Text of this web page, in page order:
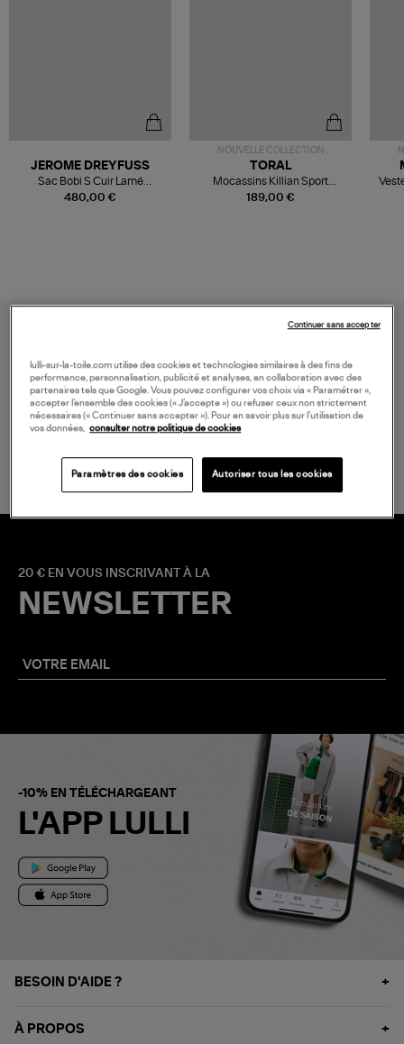
480,00 €
JEROME DREYFUSS
Sac Bobi S Cuir Lamé
Champagne
NOUVELLE COLLECTION
189,00 €
TORAL
Mocassins Killian Sport
Mousse
LIVRAISON GRATUITE
20 € EN VOUS INSCRIVANT À LA
NEWSLETTER
-10% EN TÉLÉCHARGEANT
L'APP LULLI
BESOIN D'AIDE ?
À PROPOS
lulli-sur-la-toile.com utilise des cookies et technologies similaires à des fins de
performance, personnalisation, publicité et analyses, en collaboration avec des
partenaires tels que Google. Vous pouvez configurer vos choix via « Paramétrer »,
accepter l’ensemble des cookies (« J’accepte ») ou refuser ceux non strictement
nécessaires (« Continuer sans accepter »). Pour en savoir plus sur l’utilisation de
vos données, consulter notre politique de cookies
Paramètres des cookies Autoriser tous les cookies
Continuer sans accepter